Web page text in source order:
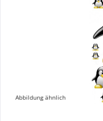
Abbildung ähnlich